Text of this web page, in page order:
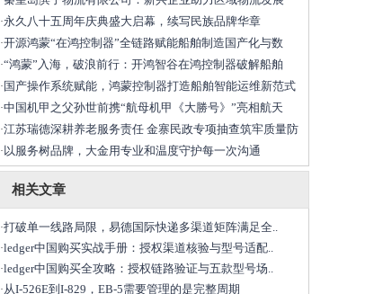
·永久八十五周年庆典盛大启幕，续写民族品牌华章
·开源鸿蒙“在鸿控制器”全链路赋能船舶制造国产化与数
·“鸿蒙”入海，破浪前行：开鸿智谷在鸿控制器破解船舶
· 国产操作系统赋能，鸿蒙控制器打造船舶智能运维新范式
·中国机甲之父孙世前携“航母机甲《大勝号》”亮相航天
·江苏瑞德深耕养老服务责任 金寨民政专项抽查筑牢质量防
· 以服务树品牌，大金用专业和温度守护每一次沟通
相关文章
·打破单一线路局限，易德国际快递多渠道矩阵满足全..
·ledger中国购买实战手册：授权渠道核验与型号适配..
·ledger中国购买全攻略：授权链路验证与五款型号场..
·从I-526E到I-829，EB-5需要管理的是完整周期